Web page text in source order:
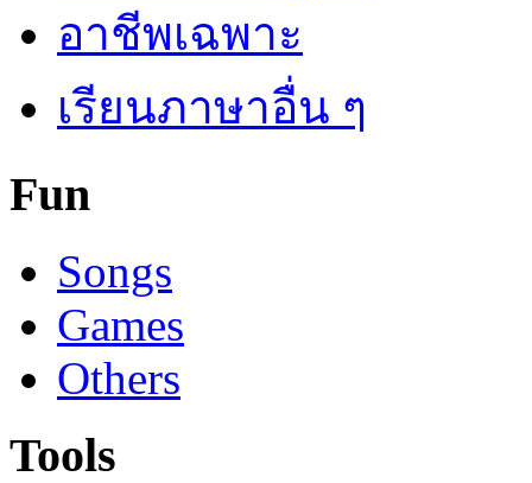
อาชีพเฉพาะ
เรียนภาษาอื่น ๆ
Fun
Songs
Games
Others
Tools